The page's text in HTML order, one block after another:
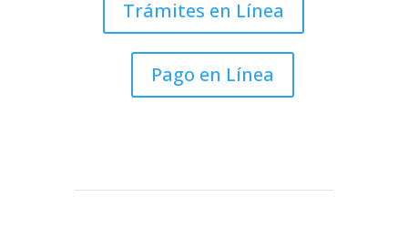
Trámites en Línea
Pago en Línea